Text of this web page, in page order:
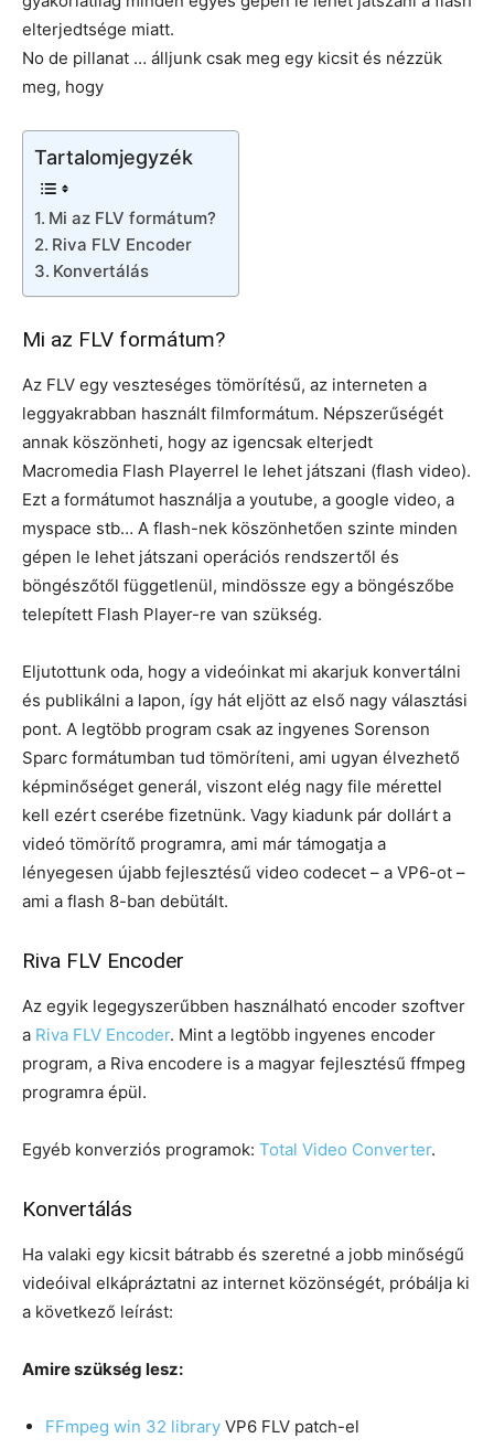
elterjedtsége miatt.
No de pillanat … álljunk csak meg egy kicsit és nézzük
meg, hogy
Tartalomjegyzék
Mi az FLV formátum?
Riva FLV Encoder
Konvertálás
Mi az FLV formátum?
Az FLV egy veszteséges tömörítésű, az interneten a
leggyakrabban használt filmformátum. Népszerűségét
annak köszönheti, hogy az igencsak elterjedt
Macromedia Flash Playerrel le lehet játszani (flash video).
Ezt a formátumot használja a youtube, a google video, a
myspace stb… A flash-nek köszönhetően szinte minden
gépen le lehet játszani operációs rendszertől és
böngészőtől függetlenül, mindössze egy a böngészőbe
telepített Flash Player-re van szükség.
Eljutottunk oda, hogy a videóinkat mi akarjuk konvertálni
és publikálni a lapon, így hát eljött az első nagy választási
pont. A legtöbb program csak az ingyenes Sorenson
Sparc formátumban tud tömöríteni, ami ugyan élvezhető
képminőséget generál, viszont elég nagy file mérettel
kell ezért cserébe fizetnünk. Vagy kiadunk pár dollárt a
videó tömörítő programra, ami már támogatja a
lényegesen újabb fejlesztésű video codecet – a VP6-ot –
ami a flash 8-ban debütált.
Riva FLV Encoder
Az egyik legegyszerűbben használható encoder szoftver
a Riva FLV Encoder. Mint a legtöbb ingyenes encoder
program, a Riva encodere is a magyar fejlesztésű ffmpeg
programra épül.
Egyéb konverziós programok: Total Video Converter.
Konvertálás
Ha valaki egy kicsit bátrabb és szeretné a jobb minőségű
videóival elkápráztatni az internet közönségét, próbálja ki
a következő leírást:
Amire szükség lesz:
FFmpeg win 32 library VP6 FLV patch-el